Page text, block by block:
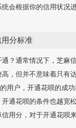
会根据你的信用状况
分标准
？通常情况下，芝麻
，但并不意味着只有
用户，开通花呗的成
通花呗的条件也越宽
用分，对于开通花呗